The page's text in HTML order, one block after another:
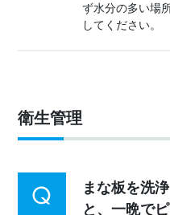
ず水分の多い場
してください。
衛生管理
まな板を洗
と、一晩で